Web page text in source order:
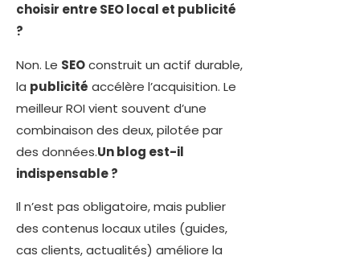
choisir entre SEO local et publicité
?
Non. Le SEOconstruit un actif durable,
la publicité accélère l’acquisition. Le
meilleur ROI vient souvent d’une
combinaison des deux, pilotée par
des données.Un blog est-il
indispensable ?
Il n’est pas obligatoire, mais publier
des contenus locaux utiles (guides,
cas clients, actualités) améliore la